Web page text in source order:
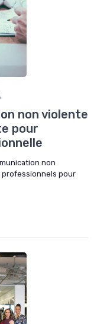
non violente
pour
non
professionnels pour